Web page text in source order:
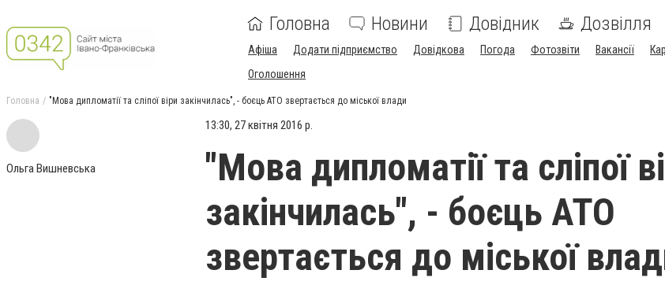
Головна Новини Довідник Дозвілля
Афіша Додати підприємство Довідкова Погода Фотозвіти Вакансії
Оголошення
Головна "Мова дипломатії та сліпої віри закінчилась", - боєць АТО звертається до міської влади
Ольга Вишневська
13:30, 27 квітня 2016 р.
"Мова дипломатії та сліпої
закінчилась", - боєць АТО
звертається до міської